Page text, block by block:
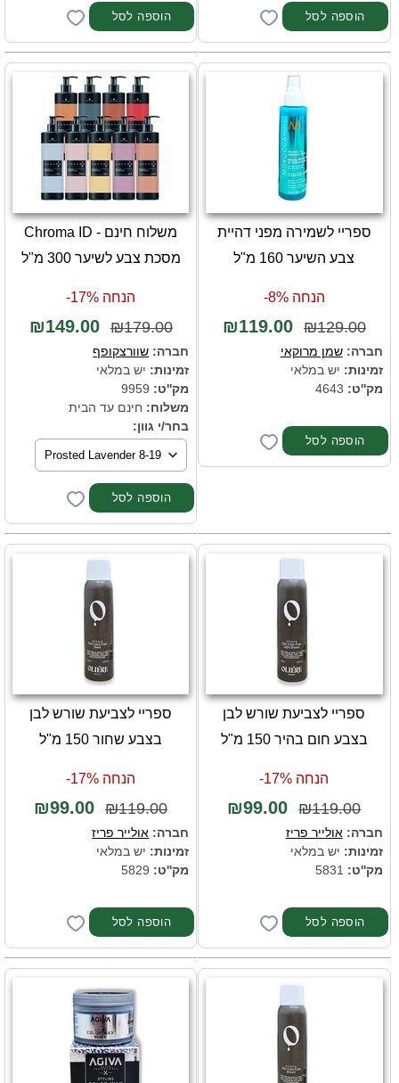
ספריי לשמירה מפני דהיית
צבע השיער 160 מ"ל
הנחה 8%-
₪129.00
₪119.00
חברה:שמן מרוקאי
זמינות: יש במלאי
מק''ט:
משלוח חינם - Chroma ID
מסכת צבע לשיער 300 מ"ל
הנחה 17%-
₪179.00
₪149.00
חברה: שוורצקופף
זמינות: יש במלאי
מק''ט:
משלוח: חינם עד הבית
בחר/י גוון:
ספריי לצביעת שורש לבן
בצבע חום בהיר 150 מ"ל
הנחה 17%-
₪119.00
₪99.00
חברה:אולייר פריז
זמינות: יש במלאי
מק''ט:
ספריי לצביעת שורש לבן
בצבע שחור 150 מ"ל
הנחה 17%-
₪119.00
₪99.00
חברה: אולייר פריז
זמינות: יש במלאי
מק''ט: